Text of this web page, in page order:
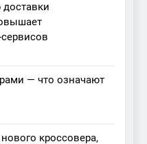
— что означают
кроссовера,